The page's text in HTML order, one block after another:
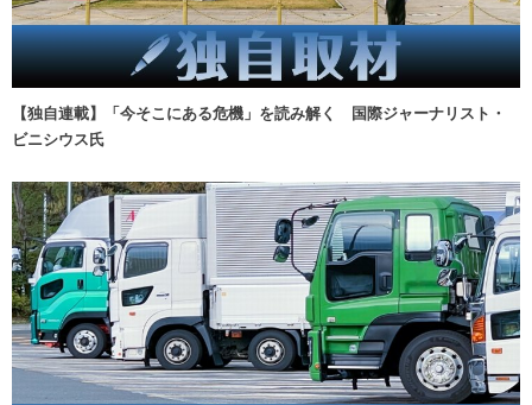
【独自連載】「今そこにある危機」を読み解く 国際ジャーナリスト・
ビニシウス氏